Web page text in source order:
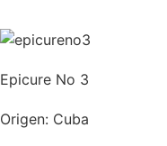
Epicure No 3
Origen: Cuba